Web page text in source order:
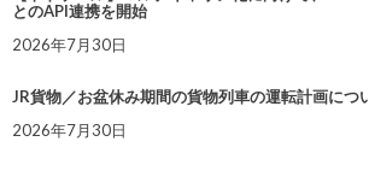
とのAPI連携を開始
2026年7月30日
JR貨物／お盆休み期間の貨物列車の運転計画につ
2026年7月30日